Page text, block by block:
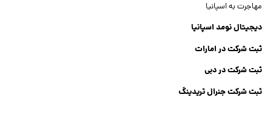
مهاجرت به اسپانیا
دیجیتال نومد اسپانیا
ثبت شرکت در امارات
ثبت شرکت در دبی
ثبت شرکت جنرال تریدینگ